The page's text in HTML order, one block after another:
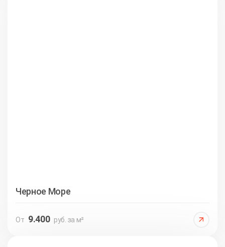
Черное Море
От 9.400 руб. за м²